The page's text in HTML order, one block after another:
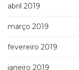
abril 2019
março 2019
fevereiro 2019
janeiro 2019